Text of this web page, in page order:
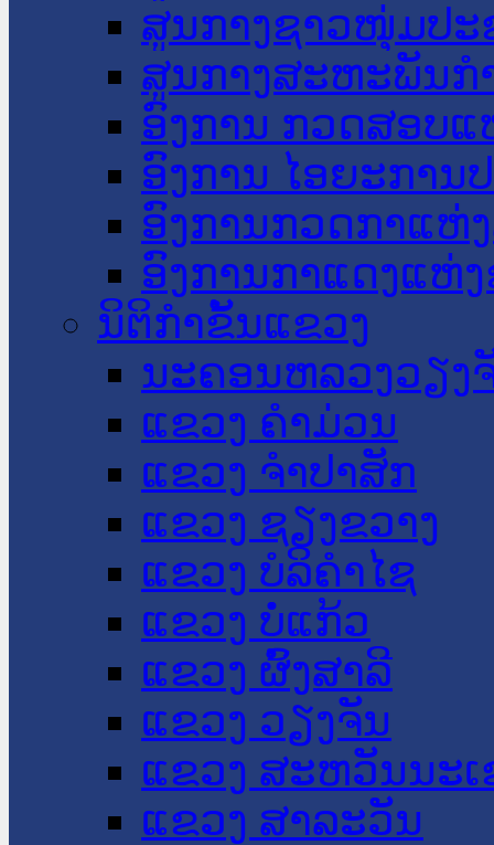
ສູນກາງຊາວໜຸ່ມປະ
ສູນກາງສະຫະພັນກ
ອົງການ ກວດສອບແ
ອົງການ ໄອຍະການ
ອົງການກວດກາແຫ່
ອົງການກາແດງແຫ່
ນິຕິກໍາຂັ້ນແຂວງ
ນະ​ຄອນ​ຫລວງວຽງ
ແຂວງ ຄໍາມ່ວນ
ແຂວງ ຈໍາປາສັກ
ແຂວງ ຊຽງຂວາງ
ແຂວງ ບໍລິຄໍາໄຊ
ແຂວງ ບໍ່ແກ້ວ
ແຂວງ ຜົ້ງສາລີ
ແຂວງ ວຽງຈັນ
ແຂວງ ສະຫວັນນະ
ແຂວງ ສາລະວັນ